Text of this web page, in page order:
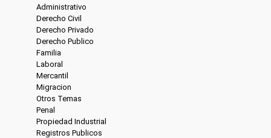
Administrativo
Derecho Civil
Derecho Privado
Derecho Publico
Familia
Laboral
Mercantil
Migracion
Otros Temas
Penal
Propiedad Industrial
Registros Publicos